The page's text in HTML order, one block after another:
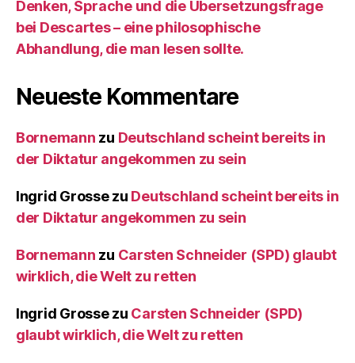
Denken, Sprache und die Übersetzungsfrage
bei Descartes – eine philosophische
Abhandlung, die man lesen sollte.
Neueste Kommentare
Bornemann zu Deutschland scheint bereits in
der Diktatur angekommen zu sein
Ingrid Grossezu Deutschland scheint bereits in
der Diktatur angekommen zu sein
Bornemann zu Carsten Schneider (SPD) glaubt
wirklich, die Welt zu retten
Ingrid Grossezu Carsten Schneider (SPD)
glaubt wirklich, die Welt zu retten